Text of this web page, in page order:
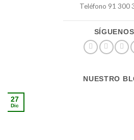
Teléfono 91 300
SÍGUENOS
NUESTRO
27
Dic